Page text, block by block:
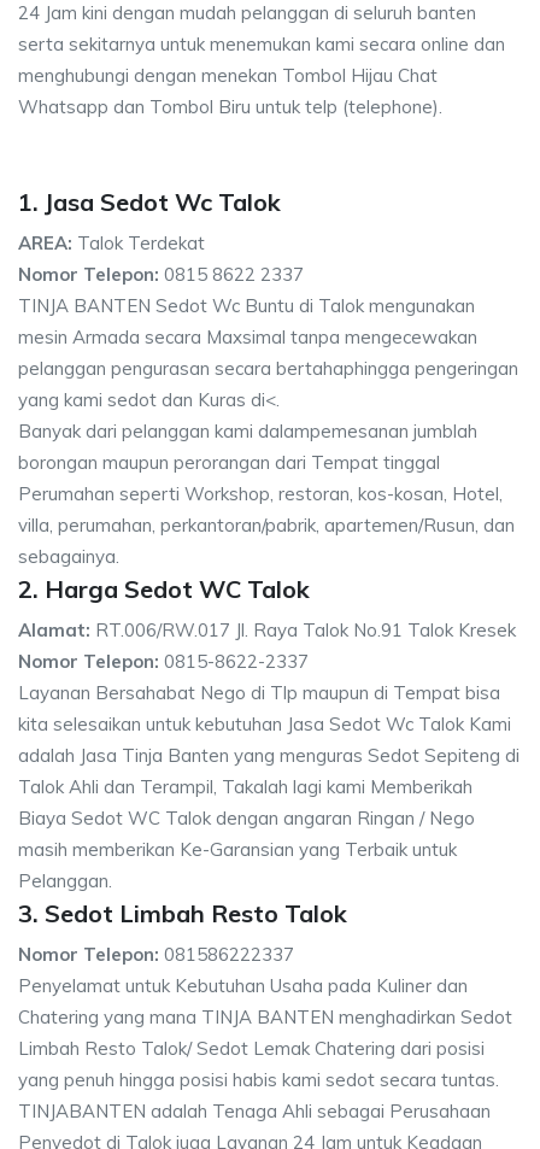
24 Jam kini dengan mudah pelanggan di seluruh banten
serta sekitarnya untuk menemukan kami secara online dan
menghubungi dengan menekan Tombol Hijau Chat
Whatsapp dan Tombol Biru untuk telp (telephone).
1. Jasa Sedot Wc Talok
AREA: Talok Terdekat
Nomor Telepon: 0815 8622 2337
TINJA BANTEN Sedot Wc Buntu di Talok mengunakan
mesin Armada secara Maxsimal tanpa mengecewakan
pelanggan pengurasan secara bertahaphingga pengeringan
yang kami sedot dan Kuras di<.
Banyak dari pelanggan kami dalampemesanan jumblah
borongan maupun perorangan dari Tempat tinggal
Perumahan seperti Workshop, restoran, kos-kosan, Hotel,
villa, perumahan, perkantoran/pabrik, apartemen/Rusun, dan
sebagainya.
2. Harga Sedot WC Talok
Alamat: RT.006/RW.017 Jl. Raya Talok No.91 Talok Kresek
Nomor Telepon: 0815-8622-2337
Layanan Bersahabat Nego di Tlp maupun di Tempat bisa
kita selesaikan untuk kebutuhan Jasa Sedot Wc Talok Kami
adalah Jasa Tinja Banten yang menguras Sedot Sepiteng di
Talok Ahli dan Terampil, Takalah lagi kami Memberikah
Biaya Sedot WC Talok dengan angaran Ringan / Nego
masih memberikan Ke-Garansian yang Terbaik untuk
Pelanggan.
3. Sedot Limbah Resto Talok
Nomor Telepon: 081586222337
Penyelamat untuk Kebutuhan Usaha pada Kuliner dan
Chatering yang mana TINJA BANTEN menghadirkan Sedot
Limbah Resto Talok/ Sedot Lemak Chatering dari posisi
yang penuh hingga posisi habis kami sedot secara tuntas.
TINJABANTEN adalah Tenaga Ahli sebagai Perusahaan
Penyedot di Talok juga Layanan 24 Jam untuk Keadaan